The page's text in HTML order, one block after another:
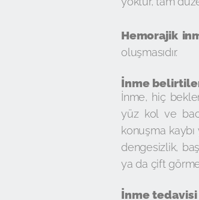
Hemorajik
oluşmasıdır.
İnme
İnme, hiç
yüz kol ve
konuşma
dengesizlik,
ya da çift
İnme tedavisi